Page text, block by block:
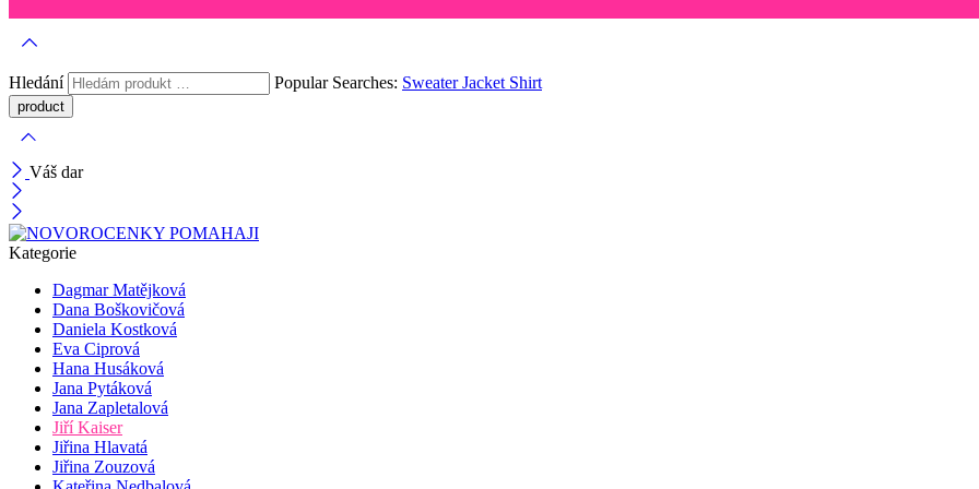
Hledání Popular Searches: SweaterJacket Shirt
Váš dar
Kategorie
Dagmar Matějková
Dana Boškovičová
Daniela Kostková
Eva Ciprová
Hana Husáková
Jana Pytáková
Jana Zapletalová
Jiří Kaiser
Jiřina Hlavatá
Jiřina Zouzová